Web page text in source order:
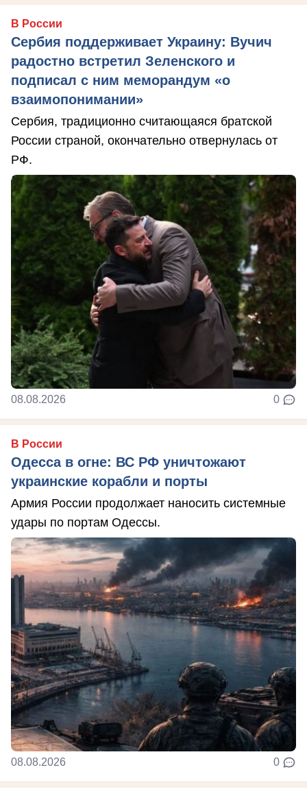
В России
Сербия поддерживает Украину: Вучич
радостно встретил Зеленского и
подписал с ним меморандум «о
взаимопонимании»
Сербия, традиционно считающаяся братской
России страной, окончательно отвернулась от
РФ.
08.08.2026 0
В России
Одесса в огне: ВС РФ уничтожают
украинские корабли и порты
Армия России продолжает наносить системные
удары по портам Одессы.
08.08.2026 0